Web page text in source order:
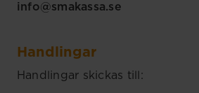
info@smakassa.se
Handlingar
Handlingar skickas till: